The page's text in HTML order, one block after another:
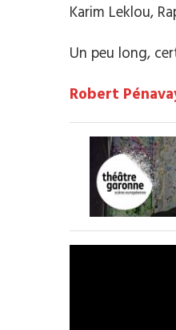
Karim Leklou,
Un peu long,
Robert